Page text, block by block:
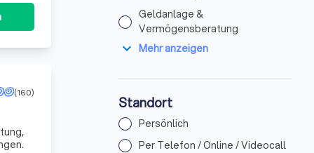
(160)
Geldanlage &
Vermögensberatung
expand_more Mehr anzeigen
Standort
Persönlich
Per Telefon / Online / Videocall